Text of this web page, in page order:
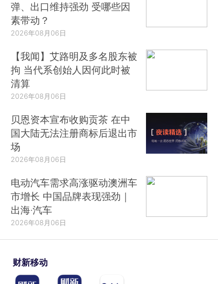
弹、出口维持强劲 受哪些因
素带动？
2026年08月06日
【我闻】艾路明及多名股东被
拘 当代系创始人因何此时被
清算
2026年08月06日
贝恩资本宣布收购贡茶 在中
国大陆无法注册商标后退出市
场
2026年08月06日
电动汽车需求高涨驱动澳洲车
市增长 中国品牌表现强劲｜
出海·汽车
2026年08月06日
财新移动